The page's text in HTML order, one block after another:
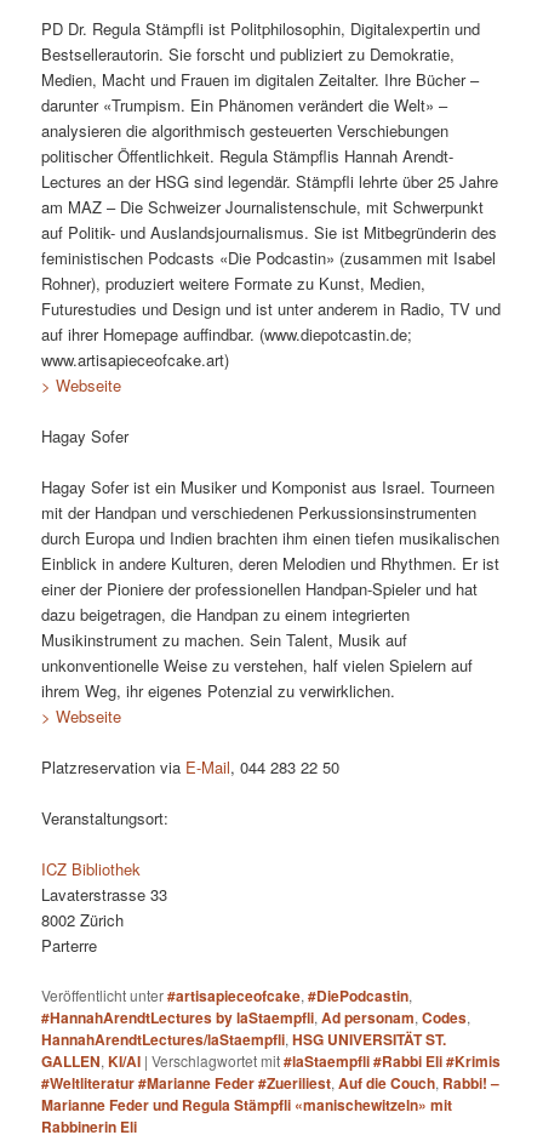
PD Dr. Regula Stämpfli ist Politphilosophin, Digitalexpertin und
Bestsellerautorin. Sie forscht und publiziert zu Demokratie,
Medien, Macht und Frauen im digitalen Zeitalter. Ihre Bücher –
darunter «Trumpism. Ein Phänomen verändert die Welt» –
analysieren die algorithmisch gesteuerten Verschiebungen
politischer Öffentlichkeit. Regula Stämpflis Hannah Arendt-
Lectures an der HSG sind legendär. Stämpfli lehrte über 25 Jahre
am MAZ – Die Schweizer Journalistenschule, mit Schwerpunkt
auf Politik- und Auslandsjournalismus. Sie ist Mitbegründerin des
feministischen Podcasts «Die Podcastin» (zusammen mit Isabel
Rohner), produziert weitere Formate zu Kunst, Medien,
Futurestudies und Design und ist unter anderem in Radio, TV und
auf ihrer Homepage auffindbar. (www.diepotcastin.de;
www.artisapieceofcake.art)
> Webseite
Hagay Sofer
Hagay Sofer ist ein Musiker und Komponist aus Israel. Tourneen
mit der Handpan und verschiedenen Perkussionsinstrumenten
durch Europa und Indien brachten ihm einen tiefen musikalischen
Einblick in andere Kulturen, deren Melodien und Rhythmen. Er ist
einer der Pioniere der professionellen Handpan-Spieler und hat
dazu beigetragen, die Handpan zu einem integrierten
Musikinstrument zu machen. Sein Talent, Musik auf
unkonventionelle Weise zu verstehen, half vielen Spielern auf
ihrem Weg, ihr eigenes Potenzial zu verwirklichen.
> Webseite
Platzreservation via E-Mail, 044 283 22 50
Veranstaltungsort:
ICZ Bibliothek
Lavaterstrasse 33
8002 Zürich
Parterre
Veröffentlicht unter#artisapieceofcake,#DiePodcastin,
#HannahArendtLectures by laStaempfli,Ad personam,Codes,
HannahArendtLectures/laStaempfli,HSG UNIVERSITÄT ST.
GALLEN,KI/AI |Verschlagwortet mit#laStaempfli #Rabbi Eli #Krimis
#Weltliteratur #Marianne Feder #Zueriliest,Auf die Couch, Rabbi! –
Marianne Feder und Regula Stämpfli «manischewitzeln» mit
Rabbinerin Eli